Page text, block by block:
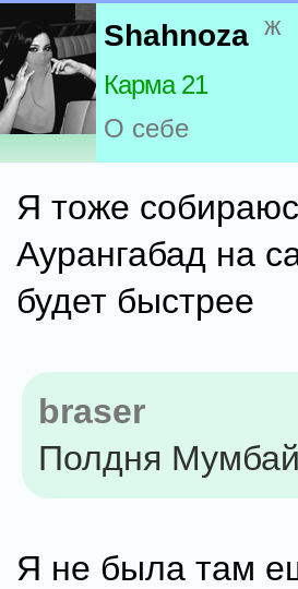
Shahnoza ж
Карма 21
О себе
Я тоже
Аурангабад на
будет быстрее
braser
Полдня
Я не была там